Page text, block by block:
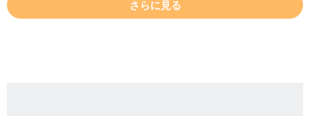
さらに見る